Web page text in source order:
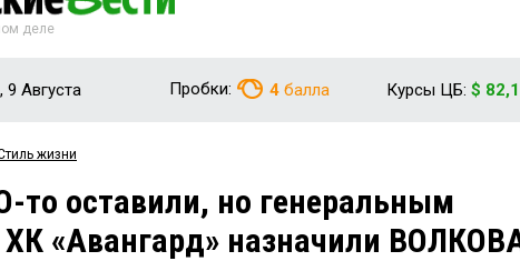
деле
Августа Пробки: 4 балла Курсы ЦБ: $
жизни
оставили, но генеральным
«Авангард» назначили